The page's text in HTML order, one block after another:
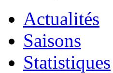
Actualités
Saisons
Statistiques